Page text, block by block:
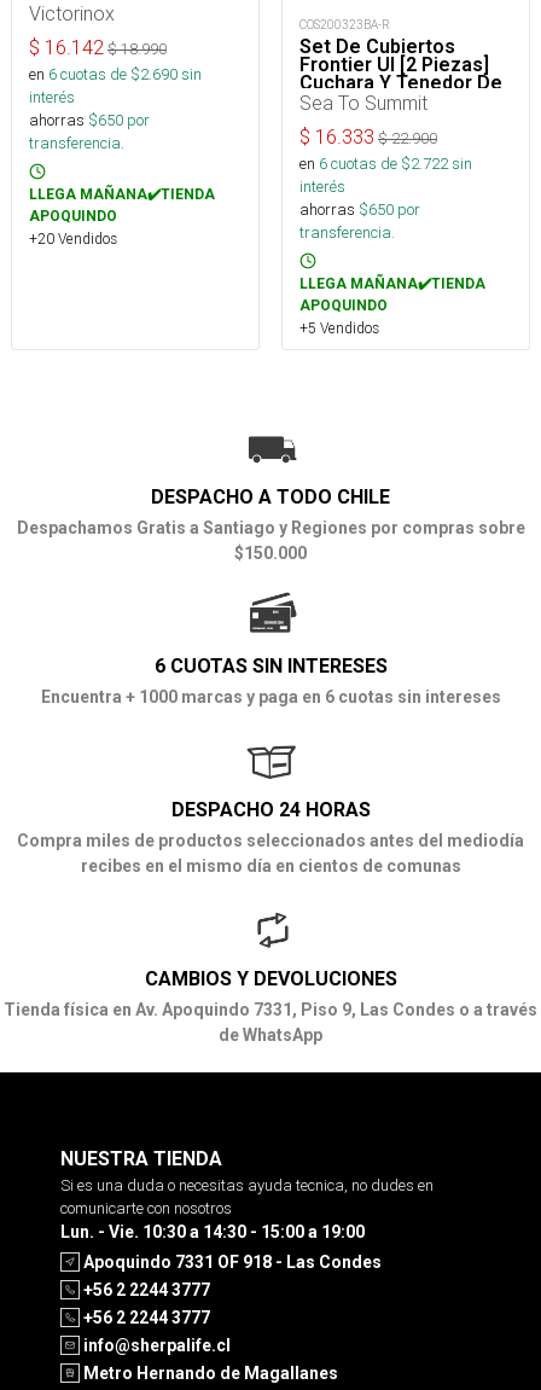
Victorinox
$ 16.142 $18.990
en 6cuotas de $2.690sin
interés
ahorras $650 por
transferencia.
LLEGA MAÑANA✔️TIENDA
APOQUINDO
+20 Vendidos
COS200323BA-R
Set De Cubiertos
Frontier Ul [2 Piezas]
Cuchara Y Tenedor De
Mango Largo
Sea To Summit
$ 16.333 $22.900
en 6cuotas de $2.722sin
interés
ahorras $650 por
transferencia.
LLEGA MAÑANA✔️TIENDA
APOQUINDO
+5 Vendidos
DESPACHO A TODO CHILE
Despachamos Gratis a Santiago y Regiones por compras sobre
$150.000
6 CUOTAS SIN INTERESES
Encuentra + 1000 marcas y paga en 6 cuotas sin intereses
DESPACHO 24 HORAS
Compra miles de productos seleccionados antes del mediodía
recibes en el mismo día en cientos de comunas
CAMBIOS Y DEVOLUCIONES
Tienda física en Av. Apoquindo 7331, Piso 9, Las Condes o a través
de WhatsApp
NUESTRA TIENDA
Si es una duda o necesitas ayuda tecnica, no dudes en
comunicarte con nosotros
Lun. - Vie. 10:30 a 14:30 - 15:00 a 19:00
Apoquindo 7331 OF 918 - Las Condes
+56 2 2244 3777
+56 2 2244 3777
info@sherpalife.cl
Metro Hernando de Magallanes